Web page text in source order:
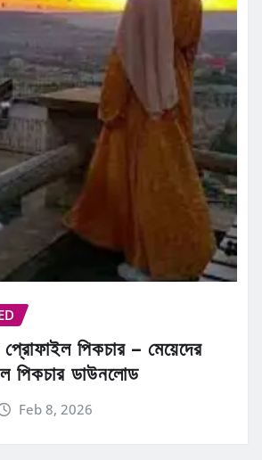
পিকচার – মেয়েদের
পিকচার ডাউনলোড
Feb 8, 2026